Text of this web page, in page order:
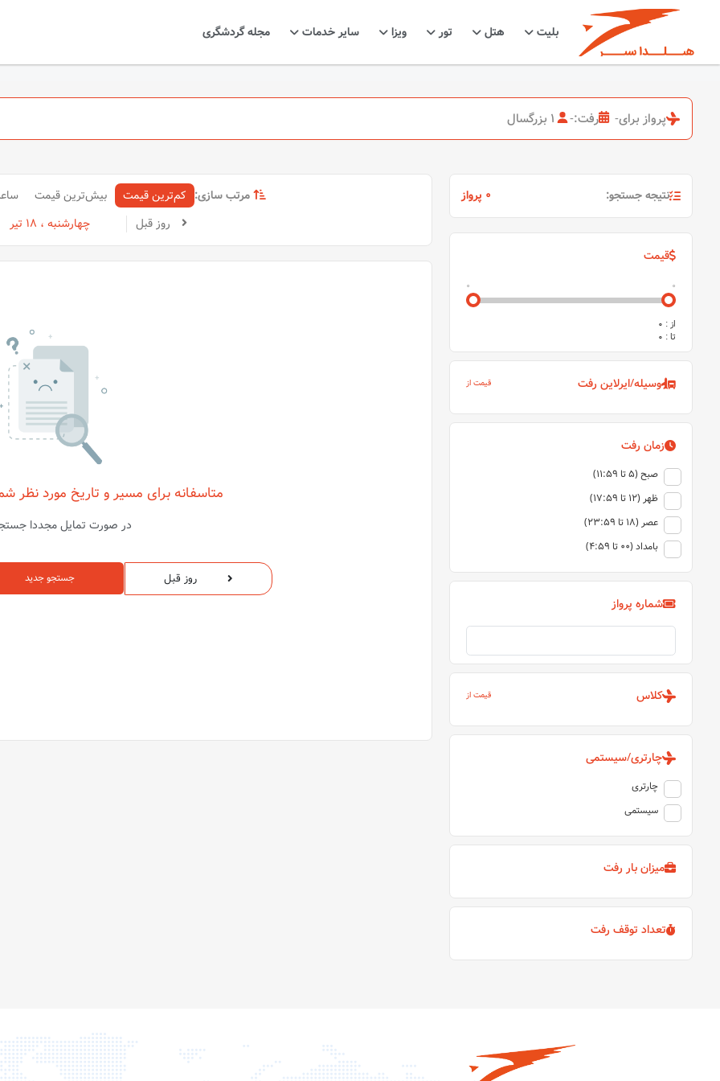
بلیت هتل تور ویزا سایر خدمات مجله گردشگری
پرواز برای- رفت:- 1 بزرگسال
نتیجه جستجو: 0 پرواز
قیمت
0 0
از : 0
تا : 0
وسیله/ایرلاین رفت قیمت از
زمان رفت
صبح (5 تا 11:59)
ظهر (12 تا 17:59)
عصر (18 تا 23:59)
بامداد (00 تا 4:59)
شماره پرواز
کلاس قیمت از
چارتری/سیستمی
چارتری
سیستمی
میزان بار رفت
تعداد توقف رفت
مرتب سازی: کم‌ترین قیمت بیش‌ترین قیمت
روز قبل
چهارشنبه ، 18 تیر
متاسفانه برای مسیر و تاریخ مورد نظر
در صورت تمایل مجددا جستجو
روز قبل جستجو جدید